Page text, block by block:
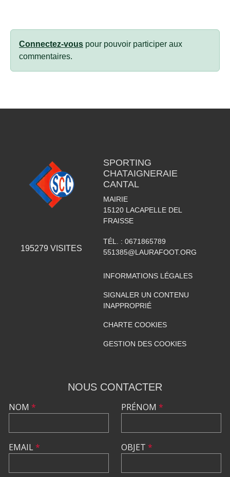
Connectez-vous pour pouvoir participer aux
commentaires.
195279 VISITES
SPORTING
CHATAIGNERAIE
CANTAL
MAIRIE
15120 LACAPELLE DEL
FRAISSE
TÉL. : 0671865789
551385@LAURAFOOT.ORG
INFORMATIONS LÉGALES
SIGNALER UN CONTENU
INAPPROPRIÉ
CHARTE COOKIES
GESTION DES COOKIES
NOUS CONTACTER
NOM *
EMAIL*
PRÉNOM *
OBJET *